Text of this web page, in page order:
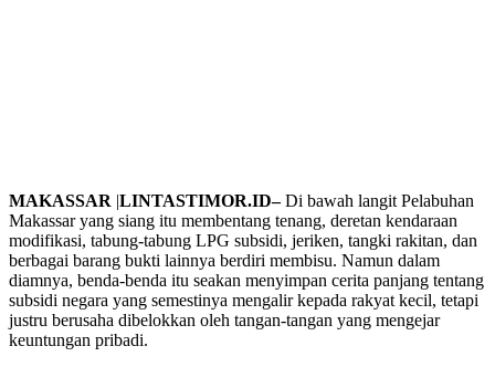
MAKASSAR |LINTASTIMOR.ID–Di bawah langit Pelabuhan
Makassar yang siang itu membentang tenang, deretan kendaraan
modifikasi, tabung-tabung LPG subsidi, jeriken, tangki rakitan, dan
berbagai barang bukti lainnya berdiri membisu. Namun dalam
diamnya, benda-benda itu seakan menyimpan cerita panjang tentang
subsidi negara yang semestinya mengalir kepada rakyat kecil, tetapi
justru berusaha dibelokkan oleh tangan-tangan yang mengejar
keuntungan pribadi.